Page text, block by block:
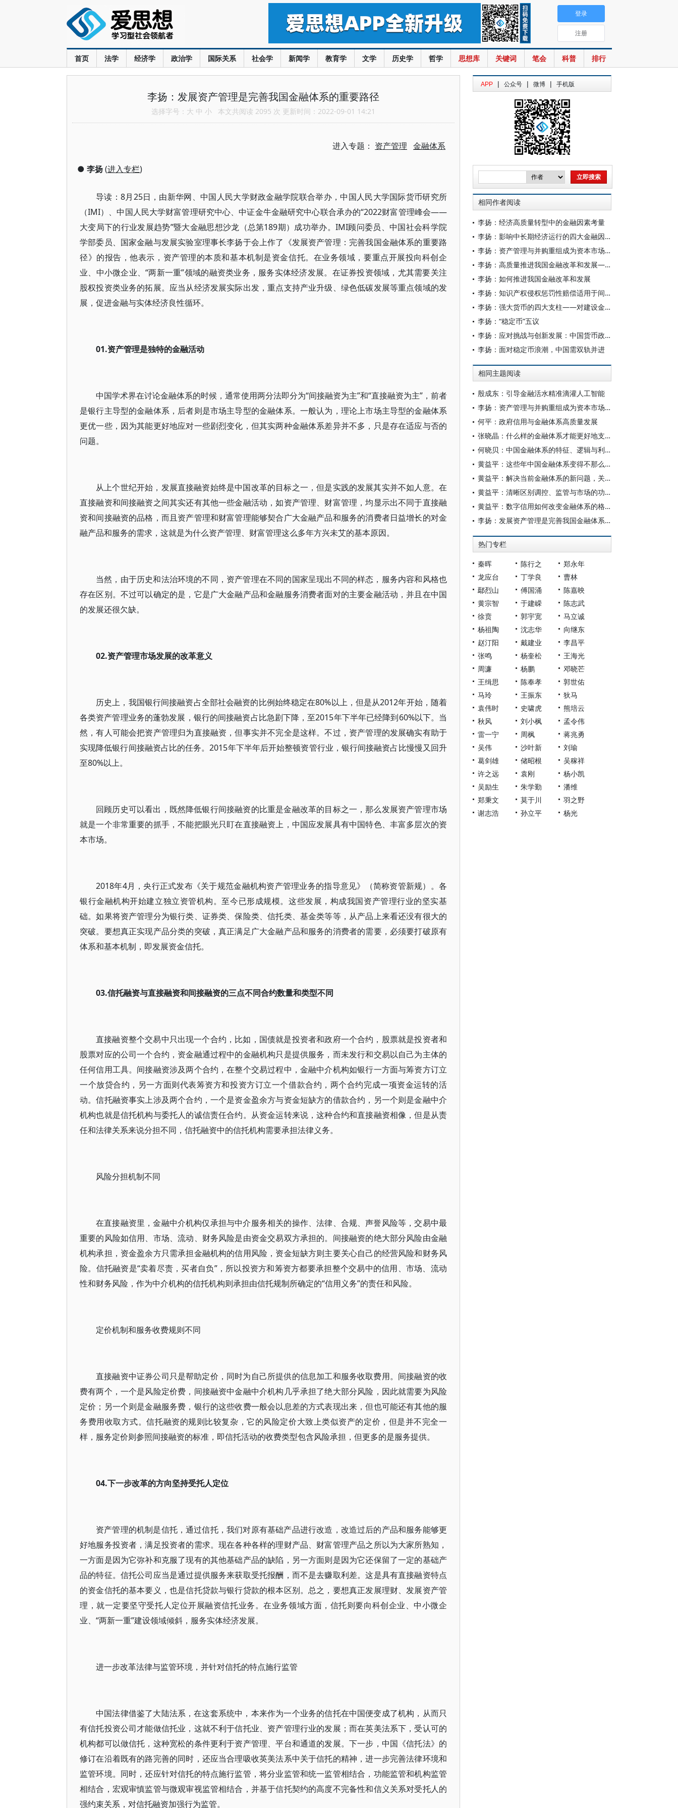
首页 法学 经济学 政治学 国际关系 社会学 新闻学 教育学 文学 历史学 哲学 思想库 关键词 笔会 科普 排行
登录
注册
李扬：发展资产管理是完善我国金融体系的重要路径
选择字号： 大 中 小 本文共阅读 2095 次 更新时间：2022-09-01 14:21
进入专题： 资产管理 金融体系
● 李扬(进入专栏)
导读：8月25日，由新华网、中国人民大学财政金融学院联合举办，中国人民大学国际货币研究所
（IMI）、中国人民大学财富管理研究中心、中证金牛金融研究中心联合承办的“2022财富管理峰会——
大变局下的行业发展趋势”暨大金融思想沙龙（总第189期）成功举办。IMI顾问委员、中国社会科学院
学部委员、国家金融与发展实验室理事长李扬于会上作了《发展资产管理：完善我国金融体系的重要路
径》的报告，他表示，资产管理的本质和基本机制是资金信托。在业务领域，要重点开展投向科创企
业、中小微企业、“两新一重”领域的融资类业务，服务实体经济发展。在证券投资领域，尤其需要关注
股权投资类业务的拓展。应当从经济发展实际出发，重点支持产业升级、绿色低碳发展等重点领域的发
展，促进金融与实体经济良性循环。
01.资产管理是独特的金融活动
中国学术界在讨论金融体系的时候，通常使用两分法即分为“间接融资为主”和“直接融资为主”，前者
是银行主导型的金融体系，后者则是市场主导型的金融体系。一般认为，理论上市场主导型的金融体系
更优一些，因为其能更好地应对一些剧烈变化，但其实两种金融体系差异并不多，只是存在适应与否的
问题。
从上个世纪开始，发展直接融资始终是中国改革的目标之一，但是实践的发展其实并不如人意。在
直接融资和间接融资之间其实还有其他一些金融活动，如资产管理、财富管理，均显示出不同于直接融
资和间接融资的品格，而且资产管理和财富管理能够契合广大金融产品和服务的消费者日益增长的对金
融产品和服务的需求，这就是为什么资产管理、财富管理这么多年方兴未艾的基本原因。
当然，由于历史和法治环境的不同，资产管理在不同的国家呈现出不同的样态，服务内容和风格也
存在区别。不过可以确定的是，它是广大金融产品和金融服务消费者面对的主要金融活动，并且在中国
的发展还很欠缺。
02.资产管理市场发展的改革意义
历史上，我国银行间接融资占全部社会融资的比例始终稳定在80%以上，但是从2012年开始，随着
各类资产管理业务的蓬勃发展，银行的间接融资占比急剧下降，至2015年下半年已经降到60%以下。当
然，有人可能会把资产管理归为直接融资，但事实并不完全是这样。不过，资产管理的发展确实有助于
实现降低银行间接融资占比的任务。2015年下半年后开始整顿资管行业，银行间接融资占比慢慢又回升
至80%以上。
回顾历史可以看出，既然降低银行间接融资的比重是金融改革的目标之一，那么发展资产管理市场
就是一个非常重要的抓手，不能把眼光只盯在直接融资上，中国应发展具有中国特色、丰富多层次的资
本市场。
2018年4月，央行正式发布《关于规范金融机构资产管理业务的指导意见》（简称资管新规）。各
银行金融机构开始建立独立资管机构。至今已形成规模。这些发展，构成我国资产管理行业的坚实基
础。如果将资产管理分为银行类、证券类、保险类、信托类、基金类等等，从产品上来看还没有很大的
突破。要想真正实现产品分类的突破，真正满足广大金融产品和服务的消费者的需要，必须要打破原有
体系和基本机制，即发展资金信托。
03.信托融资与直接融资和间接融资的三点不同合约数量和类型不同
直接融资整个交易中只出现一个合约，比如，国债就是投资者和政府一个合约，股票就是投资者和
股票对应的公司一个合约，资金融通过程中的金融机构只是提供服务，而未发行和交易以自己为主体的
任何信用工具。间接融资涉及两个合约，在整个交易过程中，金融中介机构如银行一方面与筹资方订立
一个放贷合约，另一方面则代表筹资方和投资方订立一个借款合约，两个合约完成一项资金运转的活
动。信托融资事实上涉及两个合约，一个是资金盈余方与资金短缺方的借款合约，另一个则是金融中介
机构也就是信托机构与委托人的诚信责任合约。从资金运转来说，这种合约和直接融资相像，但是从责
任和法律关系来说分担不同，信托融资中的信托机构需要承担法律义务。
风险分担机制不同
在直接融资里，金融中介机构仅承担与中介服务相关的操作、法律、合规、声誉风险等，交易中最
重要的风险如信用、市场、流动、财务风险是由资金交易双方承担的。间接融资的绝大部分风险由金融
机构承担，资金盈余方只需承担金融机构的信用风险，资金短缺方则主要关心自己的经营风险和财务风
险。信托融资是“卖着尽责，买者自负”，所以投资方和筹资方都要承担整个交易中的信用、市场、流动
性和财务风险，作为中介机构的信托机构则承担由信托规制所确定的“信用义务”的责任和风险。
定价机制和服务收费规则不同
直接融资中证券公司只是帮助定价，同时为自己所提供的信息加工和服务收取费用。间接融资的收
费有两个，一个是风险定价费，间接融资中金融中介机构几乎承担了绝大部分风险，因此就需要为风险
定价；另一个则是金融服务费，银行的这些收费一般会以息差的方式表现出来，但也可能还有其他的服
务费用收取方式。信托融资的规则比较复杂，它的风险定价大致上类似资产的定价，但是并不完全一
样，服务定价则参照间接融资的标准，即信托活动的收费类型包含风险承担，但更多的是服务提供。
04.下一步改革的方向坚持受托人定位
资产管理的机制是信托，通过信托，我们对原有基础产品进行改造，改造过后的产品和服务能够更
好地服务投资者，满足投资者的需求。现在各种各样的理财产品、财富管理产品之所以为大家所熟知，
一方面是因为它弥补和克服了现有的其他基础产品的缺陷，另一方面则是因为它还保留了一定的基础产
品的特征。信托公司应当是通过提供服务来获取受托报酬，而不是去赚取利差。这是具有直接融资特点
的资金信托的基本要义，也是信托贷款与银行贷款的根本区别。总之，要想真正发展理财、发展资产管
理，就一定要坚守受托人定位开展融资信托业务。在业务领域方面，信托则要向科创企业、中小微企
业、“两新一重”建设领域倾斜，服务实体经济发展。
进一步改革法律与监管环境，并针对信托的特点施行监管
中国法律借鉴了大陆法系，在这套系统中，本来作为一个业务的信托在中国便变成了机构，从而只
有信托投资公司才能做信托业，这就不利于信托业、资产管理行业的发展；而在英美法系下，受认可的
机构都可以做信托，这种宽松的条件更利于资产管理、平台和通道的发展。下一步，中国《信托法》的
修订在沿着既有的路完善的同时，还应当合理吸收英美法系中关于信托的精神，进一步完善法律环境和
监管环境。同时，还应针对信托的特点施行监管，将分业监管和统一监管相结合，功能监管和机构监管
相结合，宏观审慎监管与微观审视监管相结合，并基于信托契约的高度不完备性和信义关系对受托人的
强约束关系，对信托融资加强行为监管。
APP | 公众号 | 微博 | 手机版
相同作者阅读
李扬：经济高质量转型中的金融因素考量
李扬：影响中长期经济运行的四大金融因素
李扬：资产管理与并购重组成为资本市场发展的关键抓手
李扬：高质量推进我国金融改革和发展——学习“十五五”金融改革规划体会
李扬：如何推进我国金融改革和发展
李扬：知识产权侵权惩罚性赔偿适用于间接侵权行为人的三个问题
李扬：强大货币的四大支柱——对建设金融强国战略的思考
李扬：“稳定币”五议
李扬：应对挑战与创新发展：中国货币政策工具箱不断丰富
李扬：面对稳定币浪潮，中国需双轨并进
相同主题阅读
殷成东：引导金融活水精准滴灌人工智能
李扬：资产管理与并购重组成为资本市场发展的关键抓手
何平：政府信用与金融体系高质量发展
张晓晶：什么样的金融体系才能更好地支持科技创新
何晓贝：中国金融体系的特征、逻辑与利弊
黄益平：这些年中国金融体系变得不那么稳健，最大原因在哪里？
黄益平：解决当前金融体系的新问题，关键是提高效率、管住风险
黄益平：清晰区别调控、监管与市场的功能
黄益平：数字信用如何改变金融体系的格局
李扬：发展资产管理是完善我国金融体系的重要路径
热门专栏
秦晖 陈行之
郑永年
龙应台
丁学良
曹林
鄢烈山
傅国涌
陈嘉映
黄宗智
于建嵘
陈志武
徐贲
郭宇宽
马立诚
杨祖陶
沈志华
向继东
赵汀阳
戴建业
李昌平
张鸣
杨奎松
王海光
周濂
杨鹏
邓晓芒
王缉思
陈奉孝
郭世佑
马玲
王振东
狄马
袁伟时
史啸虎
熊培云
秋风
刘小枫
孟令伟
雷一宁
周枫
蒋兆勇
吴伟
沙叶新
刘瑜
葛剑雄
储昭根
吴稼祥
许之远
袁刚
杨小凯
吴励生
朱学勤
潘维
郑秉文
莫于川
羽之野
谢志浩
孙立平 杨光